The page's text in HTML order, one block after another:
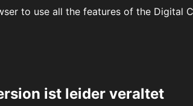
to use all the features of the Digital
ist leider veraltet